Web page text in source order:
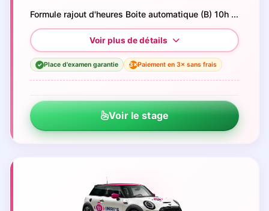
Formule rajout d'heures Boite automatique (B) 10h ...
✓ Place d'examen garantie 3×Paiement en 3× sans frais
Voir le stage